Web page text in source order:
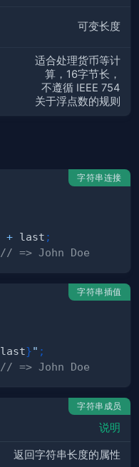
可变长度
适合处理货币等计
算，16字节长，
不遵循 IEEE 754
关于浮点数的规则
字符串连接
+ last ;
// => John Doe
字符串插值
last}" ;
// => John Doe
字符串成员
说明
返回字符串长度的属性